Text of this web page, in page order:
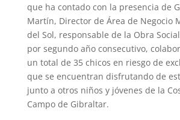
que ha contado con la presencia de
Martín, Director de Área de Negocio
del Sol, responsable de la Obra
por segundo año consecutivo,
un total de 35 chicos en riesgo de
que se encuentran disfrutando de
junto a otros niños y jóvenes de la
Campo de Gibraltar.